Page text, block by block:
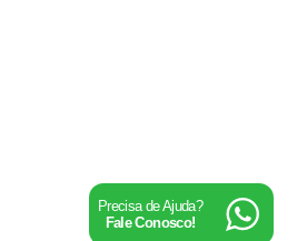
Precisa de Ajuda?
Fale Conosco!